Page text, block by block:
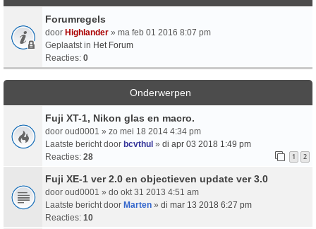
Forumregels
door Highlander » ma feb 01 2016 8:07 pm
Geplaatst in Het Forum
Reacties: 0
Onderwerpen
Fuji XT-1, Nikon glas en macro.
door oud0001 » zo mei 18 2014 4:34 pm
Laatste bericht door bcvthul » di apr 03 2018 1:49 pm
Reacties: 28 1 2
Fuji XE-1 ver 2.0 en objectieven update ver 3.0
door oud0001 » do okt 31 2013 4:51 am
Laatste bericht door Marten » di mar 13 2018 6:27 pm
Reacties: 10